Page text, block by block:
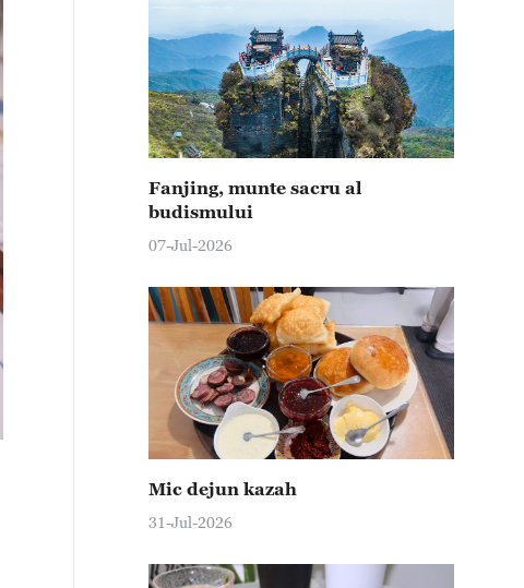
Fanjing, munte sacru al
budismului
07-Jul-2026
Mic dejun kazah
31-Jul-2026